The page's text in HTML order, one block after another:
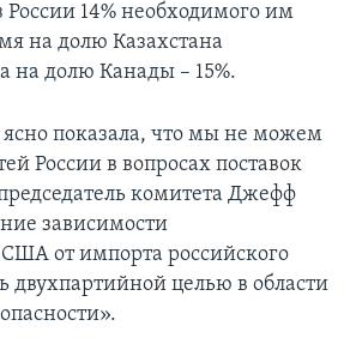
14% необходимого им
на долю Казахстана
на долю Канады – 15%.
показала, что мы не можем
России в вопросах поставок
комитета Джефф
зависимости
от импорта российского
двухпартийной целью в области